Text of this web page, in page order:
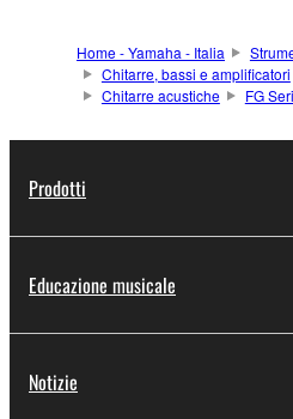
Home - Yamaha - Italia
Chitarre, bassi e amplificatori
Chitarre acustiche
FG
Prodotti
Educazione musicale
Notizie